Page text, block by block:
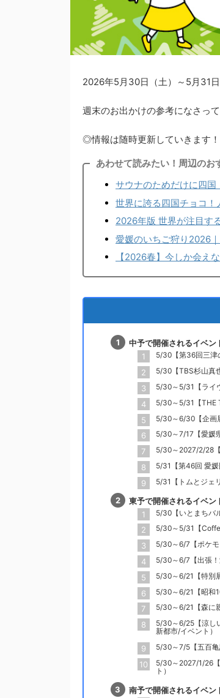
2026年5月30日（土）～5月31
週末のお出かけの参考になさっ
◎情報は随時更新していきます！
あわせて読みたい！周辺のお
サウナのためだけに四国
世界に誇る四国チョコ
2026年版 世界が注目す
愛媛のいちご狩り2026
【2026春】今しか会え
中予で開催されるイベン
5/30【第36回三津
5/30【TBS杉山真
5/30～5/31【ライ
5/30～5/31【THE
5/30～6/30【企画
5/30～7/17【愛媛
5/30～2027/2/28
5/31【第46回 愛媛
5/31【トムとジェ
東予で開催されるイベン
5/30【いとまちバ
5/30～5/31【
5/30～6/7【ポケモ
5/30～6/7【出張！
5/30～6/21【特別
5/30～6/21【昭和
5/30～6/21【森に
5/30～6/25【涼し
新都市/イベント）
5/30～7/5【五百
5/30～2027/1/26
ト）
南予で開催されるイベン